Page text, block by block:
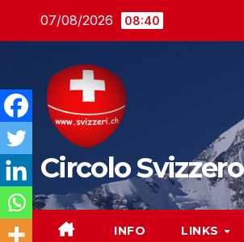
07/08/2026 08:40
Circolo Svizzero
INFO LINKS